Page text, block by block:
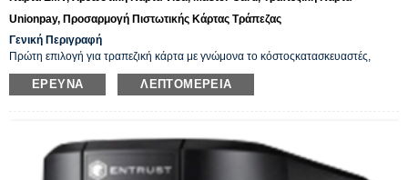
Unionpay, Προσαρμογή Πιστωτικής Κάρτας Τράπεζας
Γενική Περιγραφή
Πρώτη επιλογή για τραπεζική κάρτα με γνώμονα το κόστοςκατασκευαστές
υποστηρίζουμε όλα τα προφίλ από VISA, MasterCard, China UnionPay, AMEX
έως κάρτες JCB. Η επαγγελματική ομάδα πωλήσεών μας μπορεί επίσης να σας
ΈΡΕΥΝΑ ΛΕΠΤΟΜΈΡΕΙΑ